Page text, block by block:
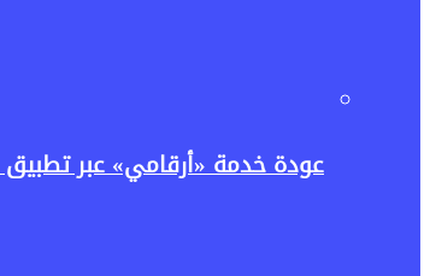
عودة خدمة «أرقامي» عبر تطبيق My NTRA.. تنظيم الاتصالات يعيد إتاحتها بحل مؤقت لتعزيز حماية بيانات المستخدمين